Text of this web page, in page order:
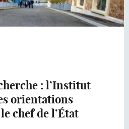
: l’Institut
orientations
chef de l’État